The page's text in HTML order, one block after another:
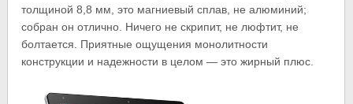
толщиной 8,8 мм, это магниевый сплав, не алюминий;
собран он отлично. Ничего не скрипит, не люфтит, не
болтается. Приятные ощущения монолитности
конструкции и надежности в целом — это жирный плюс.